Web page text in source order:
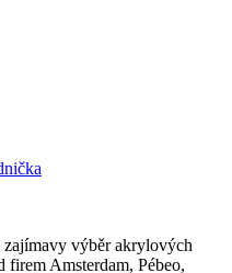
výběr akrylových
firem Amsterdam, Pébeo,